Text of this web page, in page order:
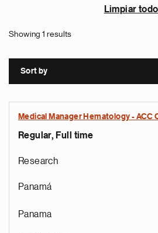
Limpiar todo
Showing 1 results
Sort by
Medical Manager Hematology - ACC
Regular, Full time
Research
Panamá
Panama